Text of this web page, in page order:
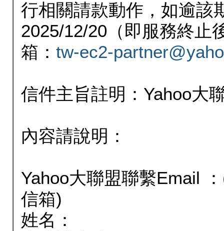
行相關請款動作，如逾該
2025/12/20（即服務終止
箱： tw-ec2-
信件主旨註明：Yahoo大
內容請說明：
Yahoo大聯盟聯繫Email
信箱)
姓名：